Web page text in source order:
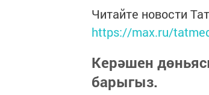
Читайте новости
https://max.ru/
Керәшен
барыгыз.